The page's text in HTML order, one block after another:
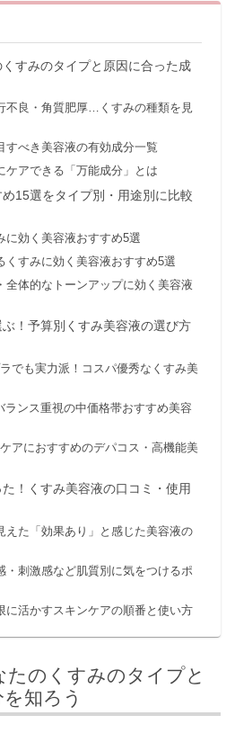
すみのタイプと原因に合った成
不良・角質肥厚…くすみの種類を見
すべき美容液の有効成分一覧
ケアできる「万能成分」とは
15選をタイプ別・用途別に比較
に効く美容液おすすめ5選
くすみに効く美容液おすすめ5選
全体的なトーンアップに効く美容液
！予算別くすみ美容液の選び方
ラでも実力派！コスパ優秀なくすみ美
ランス重視の中価格帯おすすめ美容
ケアにおすすめのデパコス・高機能美
！くすみ美容液の口コミ・使用
えた「効果あり」と感じた美容液の
・刺激感など肌質別に気をつけるポ
に活かすスキンケアの順番と使い方
たのくすみのタイプと
知ろう